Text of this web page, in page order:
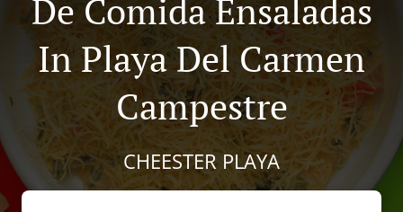
De Comida Ensaladas
In Playa Del Carmen
Campestre
CHEESTER PLAYA